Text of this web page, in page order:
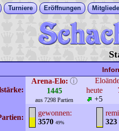
Turniere Eröffnungen
Arena-Elo: ⓘ
1445
aus 7298 Partien
heute
+5
gewonnen:
3570 49%
323